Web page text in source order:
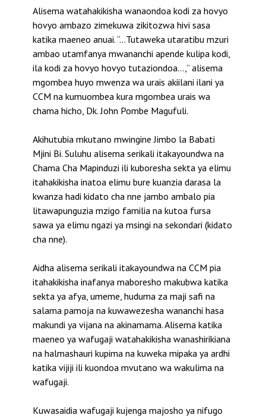
Alisema watahakikisha wanaondoa kodi za hovyo
hovyo ambazo zimekuwa zikitozwa hivi sasa
katika maeneo anuai. “…Tutaweka utaratibu mzuri
ambao utamfanya mwananchi apende kulipa kodi,
ila kodi za hovyo hovyo tutaziondoa…,” alisema
mgombea huyo mwenza wa urais akiilani ilani ya
CCM na kumuombea kura mgombea urais wa
chama hicho, Dk. John Pombe Magufuli.
Akihutubia mkutano mwingine Jimbo la Babati
Mjini Bi. Suluhu alisema serikali itakayoundwa na
Chama Cha Mapinduzi ili kuboresha sekta ya elimu
itahakikisha inatoa elimu bure kuanzia darasa la
kwanza hadi kidato cha nne jambo ambalo pia
litawapunguzia mzigo familia na kutoa fursa
sawa ya elimu ngazi ya msingi na sekondari (kidato
cha nne).
Aidha alisema serikali itakayoundwa na CCM pia
itahakikisha inafanya maboresho makubwa katika
sekta ya afya, umeme, huduma za maji safi na
salama pamoja na kuwawezesha wananchi hasa
makundi ya vijana na akinamama. Alisema katika
maeneo ya wafugaji watahakikisha wanashirikiana
na halmashauri kupima na kuweka mipaka ya ardhi
katika vijiji ili kuondoa mvutano wa wakulima na
wafugaji.
Kuwasaidia wafugaji kujenga majosho ya nifugo